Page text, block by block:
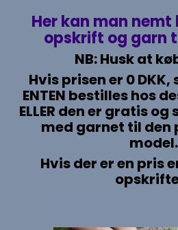
Her kan man
opskrift og garn
NB: Husk at
Hvis prisen er 0
ENTEN bestilles hos
ELLER den er gratis
med garnet til
model.
Hvis der er en pris